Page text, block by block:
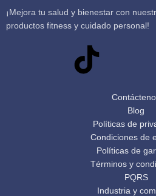
¡Mejora tu salud y bienestar con
productos fitness y cuidado personal!
Blog
Políticas de
Condiciones de
Políticas de
Términos y
PQRS
Industria y